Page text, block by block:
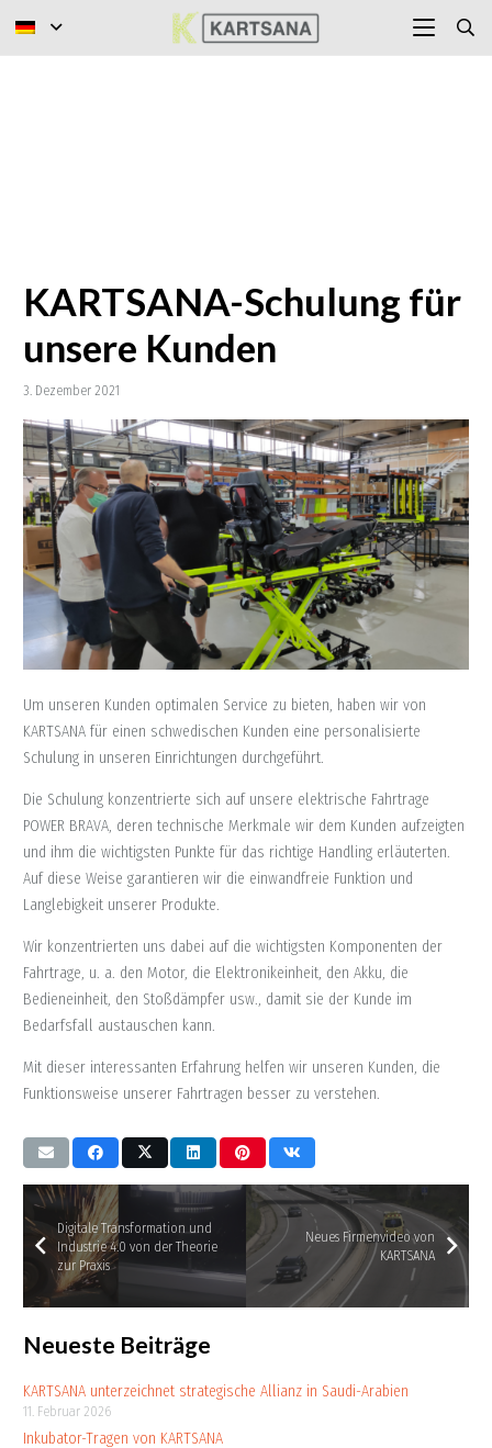
KARTSANA-Schulung für
unsere Kunden
3. Dezember 2021
Um unseren Kunden optimalen Service zu bieten, haben wir von
KARTSANA für einen schwedischen Kunden eine personalisierte
Schulung in unseren Einrichtungen durchgeführt.
Die Schulung konzentrierte sich auf unsere elektrische Fahrtrage
POWER BRAVA, deren technische Merkmale wir dem Kunden aufzeigten
und ihm die wichtigsten Punkte für das richtige Handling erläuterten.
Auf diese Weise garantieren wir die einwandfreie Funktion und
Langlebigkeit unserer Produkte.
Wir konzentrierten uns dabei auf die wichtigsten Komponenten der
Fahrtrage, u. a. den Motor, die Elektronikeinheit, den Akku, die
Bedieneinheit, den Stoßdämpfer usw., damit sie der Kunde im
Bedarfsfall austauschen kann.
Mit dieser interessanten Erfahrung helfen wir unseren Kunden, die
Funktionsweise unserer Fahrtragen besser zu verstehen.
Digitale Transformation und
Industrie 4.0 von der Theorie
zur Praxis
Neues Firmenvideo von
KARTSANA
Neueste Beiträge
KARTSANA unterzeichnet strategische Allianz in Saudi-Arabien
11. Februar 2026
Inkubator-Tragen von KARTSANA